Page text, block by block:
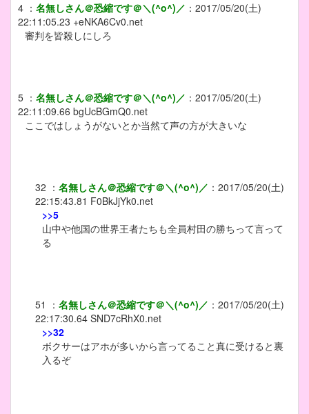
4 ： 名無しさん＠恐縮です＠＼(^o^)／ ： 2017/05/20(土)
22:11:05.23 +eNKA6Cv0.net
審判を皆殺しにしろ
5 ： 名無しさん＠恐縮です＠＼(^o^)／ ： 2017/05/20(土)
22:11:09.66 bgUcBGmQ0.net
ここではしょうがないとか当然て声の方が大きいな
32 ： 名無しさん＠恐縮です＠＼(^o^)／ ： 2017/05/20(土)
22:15:43.81 F0BkJjYk0.net
>>5
山中や他国の世界王者たちも全員村田の勝ちって言って
る
51 ： 名無しさん＠恐縮です＠＼(^o^)／ ： 2017/05/20(土)
22:17:30.64 SND7cRhX0.net
>>32
ボクサーはアホが多いから言ってること真に受けると裏
入るぞ